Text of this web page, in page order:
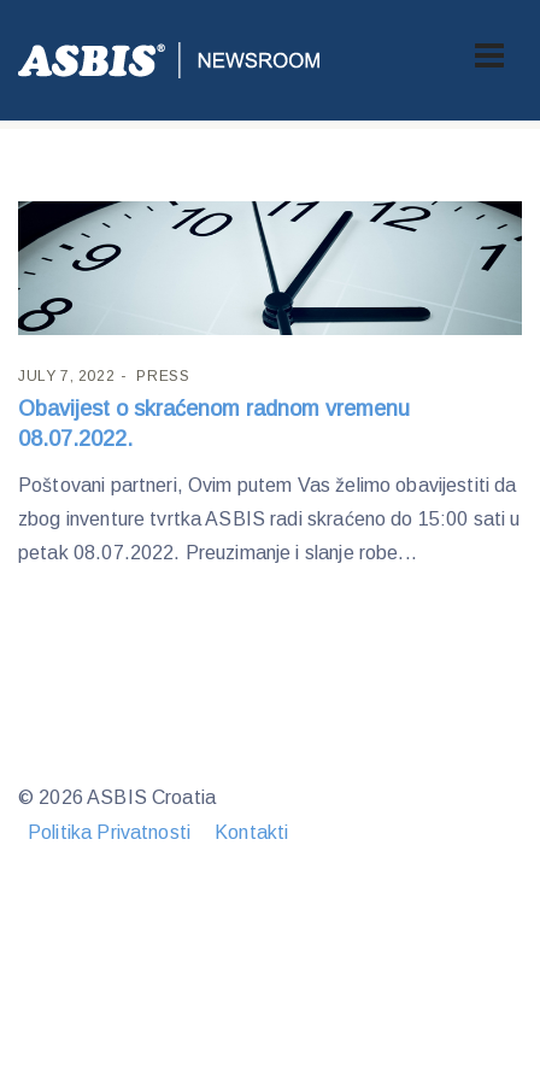
Tag:Inventiura
JULY 7, 2022 PRESS
Obavijest o skraćenom radnom vremenu
08.07.2022.
Poštovani partneri, Ovim putem Vas želimo obavijestiti da
zbog inventure tvrtka ASBIS radi skraćeno do 15:00 sati u
petak 08.07.2022. Preuzimanje i slanje robe...
© 2026 ASBIS Croatia
Politika Privatnosti
Kontakti